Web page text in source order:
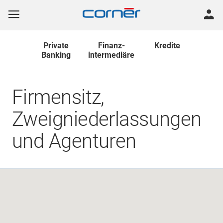
Private
Banking
Finanz-
intermediäre
Kredite
Firmensitz,
Zweigniederlassungen
und Agenturen